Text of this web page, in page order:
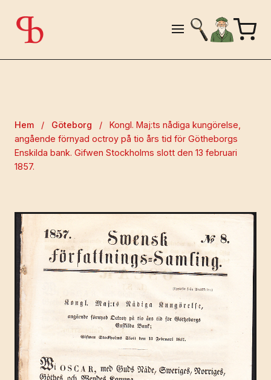
Hem / Göteborg /
Kongl. Maj:ts nådiga kungörelse,
angående förnyad octroy på tio års tid för Götheborgs
Enskilda bank. Gifwen Stockholms slott den 13 februari
1857.